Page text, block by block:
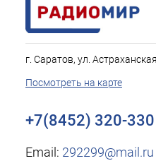
г. Саратов, ул.
Посмотреть на карте
+7(8452) 320-330
Email: 292299@mail.ru